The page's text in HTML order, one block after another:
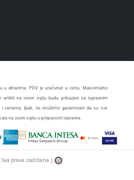
u dinarima. PDV je uračunat u cenu. Maksimalno
artikli na ovom sajtu budu prikazani sa ispravnim
cenama. Ipak, ne možemo garantovati da su sve
na ovom sajtu u potpunosti ispravne.
prava zadržana |